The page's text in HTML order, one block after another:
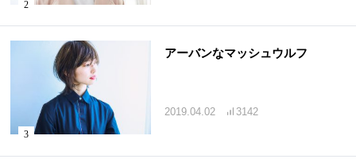
アーバンなマッシュウルフ
2019.04.02 3142